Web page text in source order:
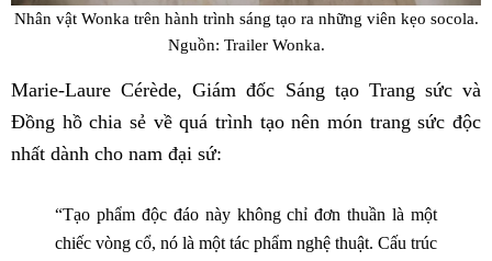
Nhân vật Wonka trên hành trình sáng tạo ra những viên kẹo socola.
Nguồn: Trailer Wonka.
Marie-Laure Cérède, Giám đốc Sáng tạo Trang sức và
Đồng hồ chia sẻ về quá trình tạo nên món trang sức độc
nhất dành cho nam đại sứ:
“Tạo phẩm độc đáo này không chỉ đơn thuần là một
chiếc vòng cổ, nó là một tác phẩm nghệ thuật. Cấu trúc